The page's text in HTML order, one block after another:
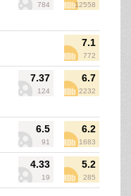
784 12558
7.1
772
7.37
124
6.7
2232
6.5
91
6.2
1683
4.33
19
5.2
285